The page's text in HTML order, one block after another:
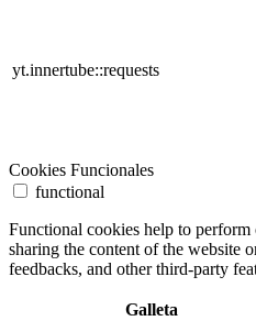
yt.innertube::requests
Cookies Funcionales
functional
Functional cookies help to
sharing the content of the website
feedbacks, and other third-party
Galleta